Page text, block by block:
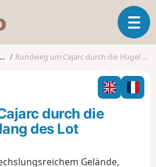
s
o
T
o
l
n
Rundweg um Cajarc durch die Hügel und entlang des Lot
durch die
des Lot
Gelände,